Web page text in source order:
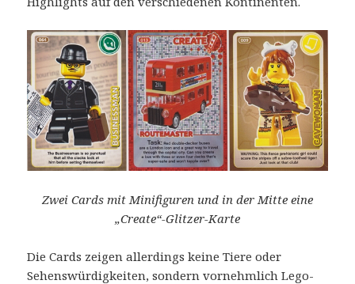
Zwei Cards mit Minifiguren und in der Mitte eine
„Create“-Glitzer-Karte
Die Cards zeigen allerdings keine Tiere oder
Sehenswürdigkeiten, sondern vornehmlich Lego-